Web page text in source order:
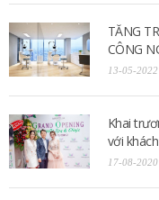
TĂNG
CÔNG
13-05-
Khai
với
17-08-